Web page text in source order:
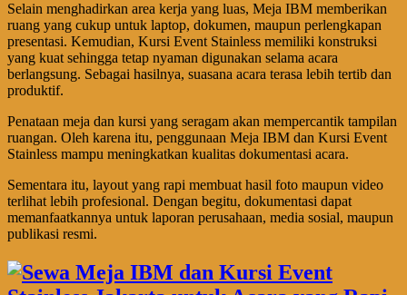
Selain menghadirkan area kerja yang luas, Meja IBM memberikan
ruang yang cukup untuk laptop, dokumen, maupun perlengkapan
presentasi. Kemudian, Kursi Event Stainless memiliki konstruksi
yang kuat sehingga tetap nyaman digunakan selama acara
berlangsung. Sebagai hasilnya, suasana acara terasa lebih tertib dan
produktif.
Penataan meja dan kursi yang seragam akan mempercantik tampilan
ruangan. Oleh karena itu, penggunaan Meja IBM dan Kursi Event
Stainless mampu meningkatkan kualitas dokumentasi acara.
Sementara itu, layout yang rapi membuat hasil foto maupun video
terlihat lebih profesional. Dengan begitu, dokumentasi dapat
memanfaatkannya untuk laporan perusahaan, media sosial, maupun
publikasi resmi.